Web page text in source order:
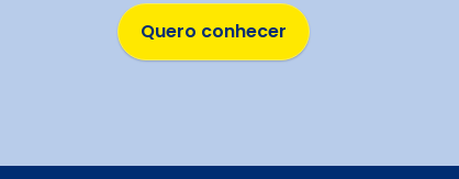
Quero conhecer